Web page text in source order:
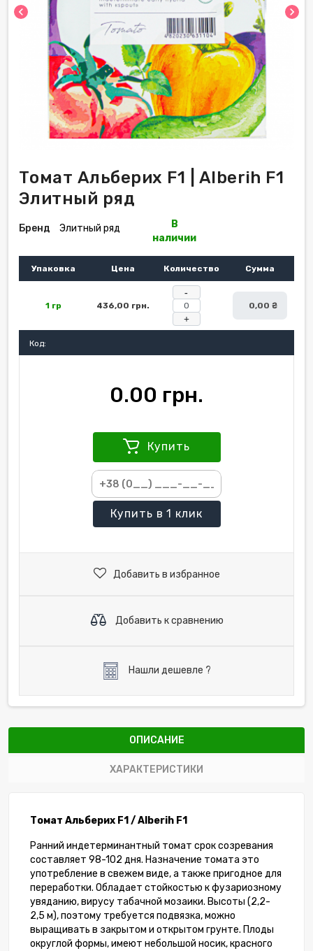
chevron_left chevron_right
Томат Альберих F1 | Alberih F1
Элитный ряд
Бренд Элитный ряд
В
наличии
Упаковка Цена Количество Сумма
1 гр
436,00 грн.
+
0,00 ₴
Код:
0.00 грн.
Купить
Купить в 1 клик
Добавить в избранное
Добавить к сравнению
Нашли дешевле ?
ОПИСАНИЕ
ХАРАКТЕРИСТИКИ
Томат Альберих F1 / Alberih F1
Ранний индетерминантный томат срок созревания
составляет 98-102 дня. Назначение томата это
употребление в свежем виде, а также пригодное для
переработки. Обладает стойкостью к фузариозному
увяданию, вирусу табачной мозаики. Высоты (2,2-
2,5 м), поэтому требуется подвязка, можно
выращивать в закрытом и открытом грунте. Плоды
округлой формы, имеют небольшой носик, красного